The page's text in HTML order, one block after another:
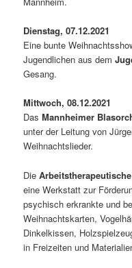
Dienstag, 07.12.2021
Eine bunte
Jugendlichen aus dem
Gesang.
Mittwoch, 08.12.2021
DasMannheimer
unter der Leitung von
Weihnachtslieder.
Die
eine Werkstatt zur
psychisch erkrankte und
Weihnachtskarten,
Dinkelkissen,
in Freizeiten und